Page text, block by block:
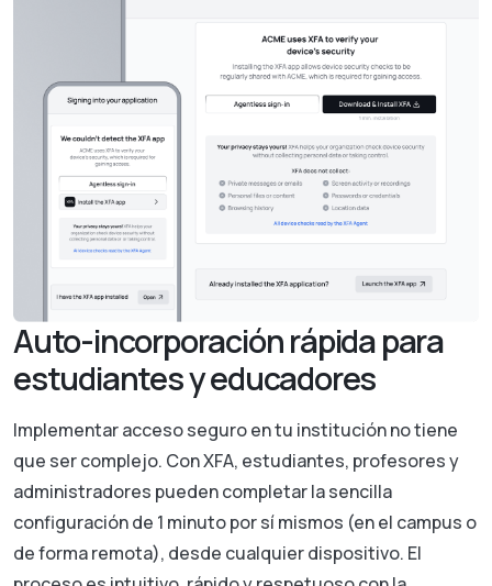
Auto-incorporación rápida para
estudiantes y educadores
Implementar acceso seguro en tu institución no tiene
que ser complejo. Con XFA, estudiantes, profesores y
administradores pueden completar la sencilla
configuración de 1 minuto por sí mismos (en el campus o
de forma remota), desde cualquier dispositivo. El